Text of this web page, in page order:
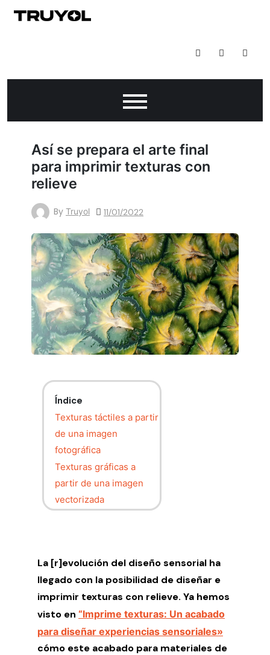
Así se prepara el arte final
para imprimir texturas con
relieve
By Truyol 11/01/2022
Índice
Texturas táctiles a partir
de una imagen
fotográfica
Texturas gráficas a
partir de una imagen
vectorizada
La [r]evolución del diseño sensorial ha
llegado con la posibilidad de diseñar e
imprimir texturas con relieve. Ya hemos
visto en “Imprime texturas: Un acabado
para diseñar experiencias sensoriales»
cómo este acabado para materiales de